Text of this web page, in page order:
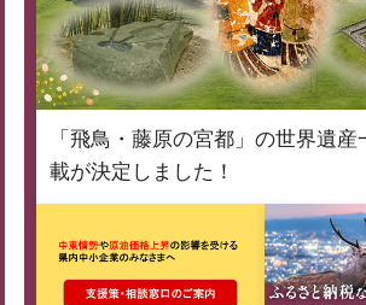
「飛鳥・藤原の宮都」の世界遺
載が決定しました！